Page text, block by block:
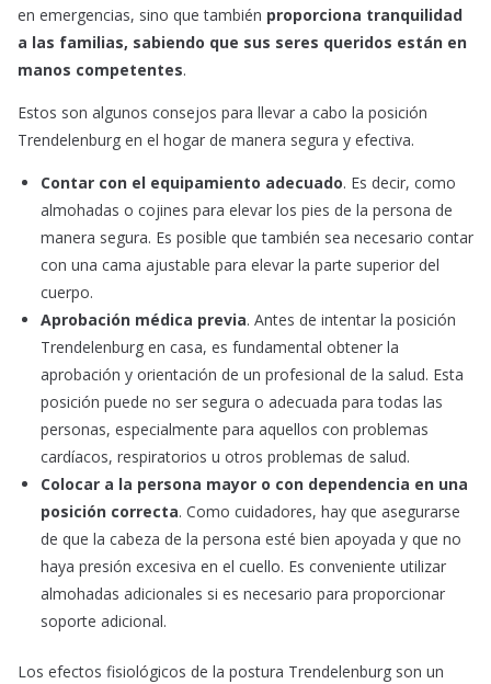
en emergencias, sino que también proporciona tranquilidad
a las familias, sabiendo que sus seres queridos están en
manos competentes.
Estos son algunos consejos para llevar a cabo la posición
Trendelenburg en el hogar de manera segura y efectiva.
Contar con el equipamiento adecuado. Es decir, como
almohadas o cojines para elevar los pies de la persona de
manera segura. Es posible que también sea necesario contar
con una cama ajustable para elevar la parte superior del
cuerpo.
Aprobación médica previa. Antes de intentar la posición
Trendelenburg en casa, es fundamental obtener la
aprobación y orientación de un profesional de la salud. Esta
posición puede no ser segura o adecuada para todas las
personas, especialmente para aquellos con problemas
cardíacos, respiratorios u otros problemas de salud.
Colocar a la persona mayor o con dependencia en una
posición correcta. Como cuidadores, hay que asegurarse
de que la cabeza de la persona esté bien apoyada y que no
haya presión excesiva en el cuello. Es conveniente utilizar
almohadas adicionales si es necesario para proporcionar
soporte adicional.
Los efectos fisiológicos de la postura Trendelenburg son un